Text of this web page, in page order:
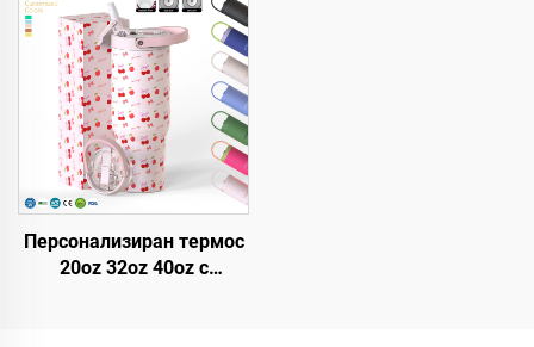
многократно използван,
неръждаема стомана,
двойна стена, пътуващ
тъмблър бутилка с
дръжка и капак със
слама
Персонализиран термос
20oz 32oz 40oz с